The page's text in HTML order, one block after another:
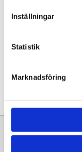
Inställningar
Statistik
Marknadsföring
Artikelnr
Sortiment